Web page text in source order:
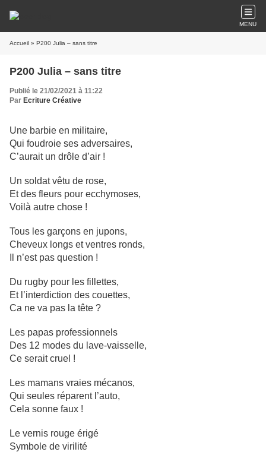
MENU
Accueil » P200 Julia – sans titre
P200 Julia – sans titre
Publié le 21/02/2021 à 11:22
Par Ecriture Créative
Une barbie en militaire,
Qui foudroie ses adversaires,
C’aurait un drôle d’air !
Un soldat vêtu de rose,
Et des fleurs pour ecchymoses,
Voilà autre chose !
Tous les garçons en jupons,
Cheveux longs et ventres ronds,
Il n’est pas question !
Du rugby pour les fillettes,
Et l’interdiction des couettes,
Ca ne va pas la tête ?
Les papas professionnels
Des 12 modes du lave-vaisselle,
Ce serait cruel !
Les mamans vraies mécanos,
Qui seules réparent l’auto,
Cela sonne faux !
Le vernis rouge érigé
Symbole de virilité